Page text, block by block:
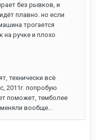
без рывков, и
плавно. но если
трогается
на ручке и плохо
технически всё
2011г. попробую
поможет, темболее
вообще...